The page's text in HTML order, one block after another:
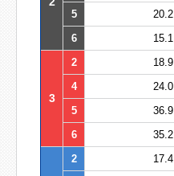
5
20.2
6
15.1
3
2 18.9
4
24.0
5
36.9
6
35.2
2 17.4